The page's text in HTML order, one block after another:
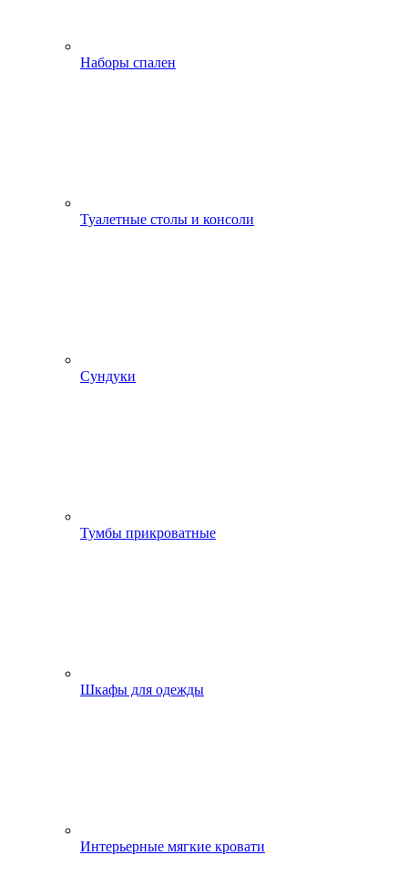
Наборы спален
Туалетные столы и консоли
Сундуки
Тумбы прикроватные
Шкафы для одежды
Интерьерные мягкие кровати